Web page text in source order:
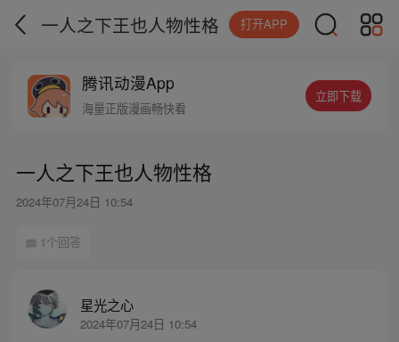
一人之下王也人物性格 打开APP
腾讯动漫App
海量正版漫画畅快看
立即下载
一人之下王也人物性格
2024年07月24日 10:54
1个回答
星光之心
2024年07月24日 10:54